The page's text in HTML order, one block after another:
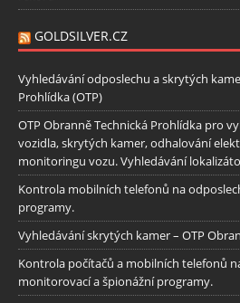
GOLDSILVER.CZ
Vyhledávání odposlechu a skrytých
Prohlídka (OTP)
OTP Obranně Technická Prohlídka pro
vozidla, skrytých kamer, odhalování
monitoringu vozu. Vyhledávání
Kontrola mobilních telefonů na
programy.
Vyhledávání skrytých kamer – OTP
Kontrola počítačů a mobilních telefonů
monitorovací a špionážní programy.